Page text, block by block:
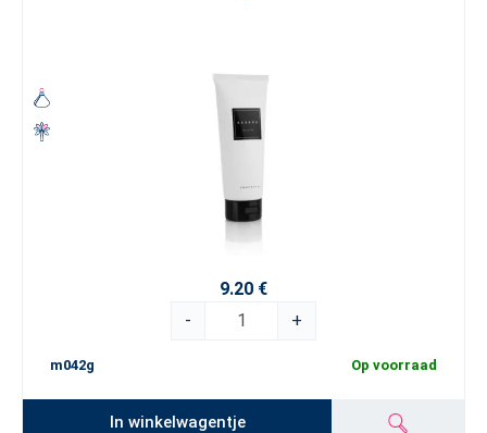
9.20 €
-
+
m042g Op voorraad
In winkelwagentje